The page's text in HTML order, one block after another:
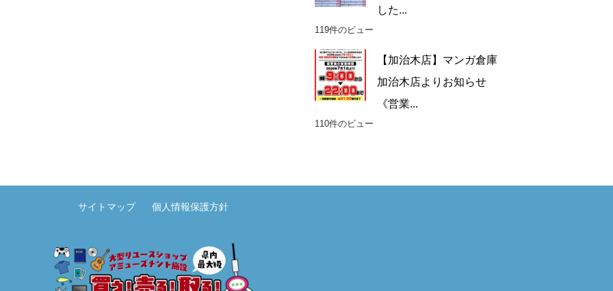
した...
119件のビュー
【加治木店】マンガ倉庫
加治木店よりお知らせ
《営業...
110件のビュー
サイトマップ 個人情報保護方針